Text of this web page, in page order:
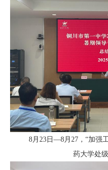
8月23日—8月27，“加强
药大学处